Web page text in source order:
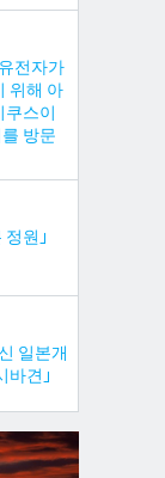
전자가
위해 아
쿠스이
방문
원」
일본개
견」